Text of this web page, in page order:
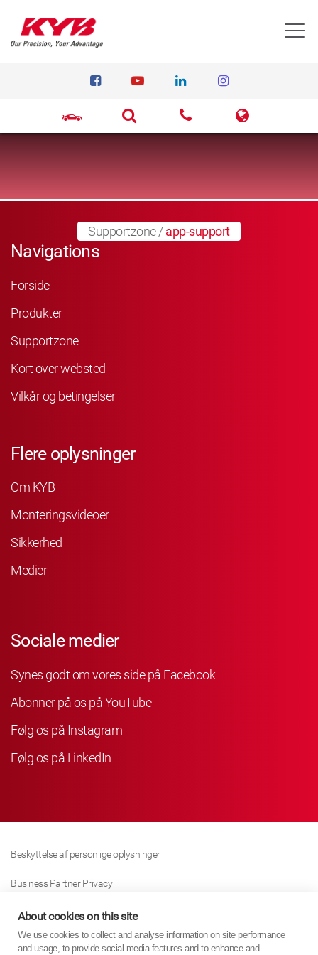
Supportzone/app-support
Navigations
Forside
Produkter
Supportzone
Kort over websted
Vilkår og betingelser
Flere oplysninger
Om KYB
Monteringsvideoer
Sikkerhed
Medier
Sociale medier
Synes godt om vores side på Facebook
Abonner på os på YouTube
Følg os på Instagram
Følg os på LinkedIn
Beskyttelse af personlige oplysninger
Business Partner Privacy
Cookie Politik
Modern Slavery Act Policy
About cookies on this site
We use cookies to collect and analyse information on site performance
and usage, to provide social media features and to enhance and